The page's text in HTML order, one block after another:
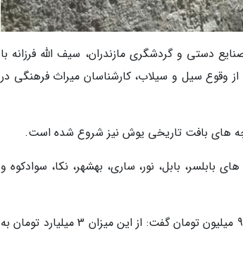
دستی و گردشگری مازندران، سیف الله فرزانه با
وقوع سیل و سیلاب، کارشناسان میراث فرهنگی در
های بافت تاریخی یوش نیز شروع شده است.
بابل، نور، ساری، بهشهر، نکا، سوادکوه و
سیف الله فرزانه با اشاره به برآورد اولیه خسارت به میزان 8 میلیارد و 930 میلیون تومان گفت: از این میزان 3 میلیارد تومان به